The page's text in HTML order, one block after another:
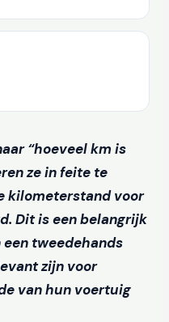
“hoeveel km is
ze in feite te
kilometerstand voor
Dit is een belangrijk
tweedehands
zijn voor
van hun voertuig